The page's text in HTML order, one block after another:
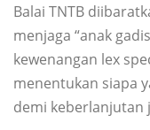
Balai TNTB
menjaga “anak
kewenangan lex
menentukan siapa
demi keberlanjutan